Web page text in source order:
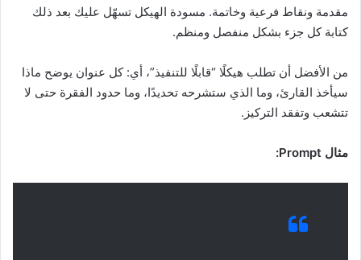
مقدمة ونقاط فرعية وخاتمة. مسودة الهيكل تسهّل عليك بعد ذلك
كتابة كل جزء بشكل منفصل ومنظم.
من الأفضل أن تطلب هيكلًا “قابلًا للتنفيذ”، أي: كل عنوان يوضح ماذا
سيأخذ القارئ، وما الذي ستشرحه تحديدًا، وما حدود الفقرة حتى لا
تتشعب وتفقد التركيز.
مثال Prompt: